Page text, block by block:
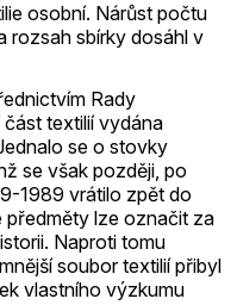
osobní. Nárůst počtu
rozsah sbírky dosáhl v
Rady
textilií vydána
se o stovky
se však později, po
1989 vrátilo zpět do
předměty lze označit za
Naproti tomu
soubor textilií přibyl
vlastního výzkumu